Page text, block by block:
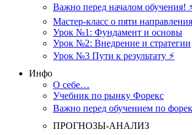
Важно перед началом обучения!
Мастер-класс о пяти
Урок №1: Фундамент и основы
Урок №2: Внедрение и стратегии
Урок №3 Пути к результату ⚡️
Инфо
О себе…
Учебник по рынку Форекс
Важно перед обучением по
ПРОГНОЗЫ-АНАЛИЗ